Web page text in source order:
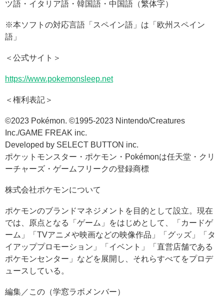
ツ語・イタリア語・韓国語・中国語（繁体字）
※本ソフトの対応言語「スペイン語」は「欧州スペイン
語」
＜公式サイト＞
https://www.pokemonsleep.net
＜権利表記＞
©2023 Pokémon. ©1995-2023 Nintendo/Creatures
Inc./GAME FREAK inc.
Developed by SELECT BUTTON inc.
ポケットモンスター・ポケモン・Pokémonは任天堂・クリ
ーチャーズ・ゲームフリークの登録商標
株式会社ポケモンについて
ポケモンのブランドマネジメントを目的として設立。現在
では、原点となる「ゲーム」をはじめとして、「カードゲ
ーム」「TVアニメや映画などの映像作品」「グッズ」「タ
イアッププロモーション」「イベント」「直営店舗である
ポケモンセンター」などを展開し、それらすべてをプロデ
ュースしている。
編集／この（学窓ラボメンバー）